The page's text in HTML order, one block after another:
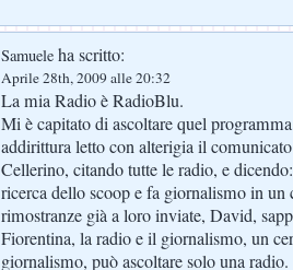
Samuele ha scritto:
Aprile 28th, 2009 alle 20:32
La mia Radio è RadioBlu.
Mi è capitato di ascoltare quel
addirittura letto con alterigia il
Cellerino, citando tutte le radio, e
ricerca dello scoop e fa giornalismo in
rimostranze già a loro inviate, David,
Fiorentina, la radio e il giornalismo, un
giornalismo, può ascoltare solo una radio.